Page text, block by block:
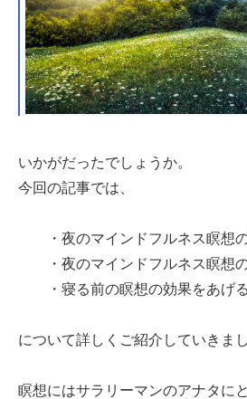
いかがだったでしょうか。
今回の記事では、
・夜のマインドフルネス瞑想
・夜のマインドフルネス瞑想
・寝る前の瞑想の効果をあげ
について詳しくご紹介していきまし
瞑想にはサラリーマンのアナタに